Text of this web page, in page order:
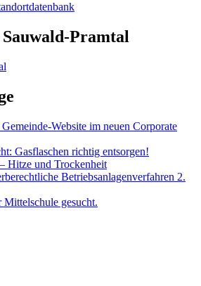
Pramtal
Website im neuen Corporate
Gasflaschen richtig entsorgen!
Hitze und Trockenheit
Betriebsanlagenverfahren 2.
Mittelschule gesucht.